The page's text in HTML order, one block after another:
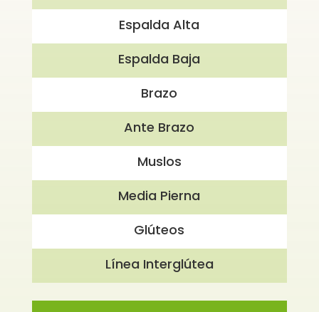
Espalda Alta
Espalda Baja
Brazo
Ante Brazo
Muslos
Media Pierna
Glúteos
Línea Interglútea